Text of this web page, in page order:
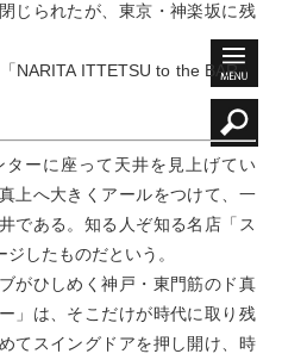
じられたが、東京・神楽坂に残
NARITA ITTETSU to the BAR」
ーに座って天井を見上げてい
上へ大きくアールをつけて、一
である。知る人ぞ知る名店「ス
したものだという。
がひしめく神戸・東門筋のド真
」は、そこだけが時代に取り残
てスイングドアを押し開け、時